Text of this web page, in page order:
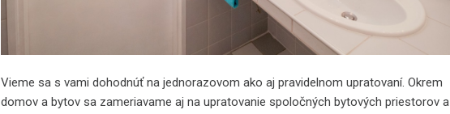
Vieme sa s vami dohodnúť na jednorazovom ako aj pravidelnom upratovaní. Okrem
domov a bytov sa zameriavame aj na upratovanie spoločných bytových priestorov a